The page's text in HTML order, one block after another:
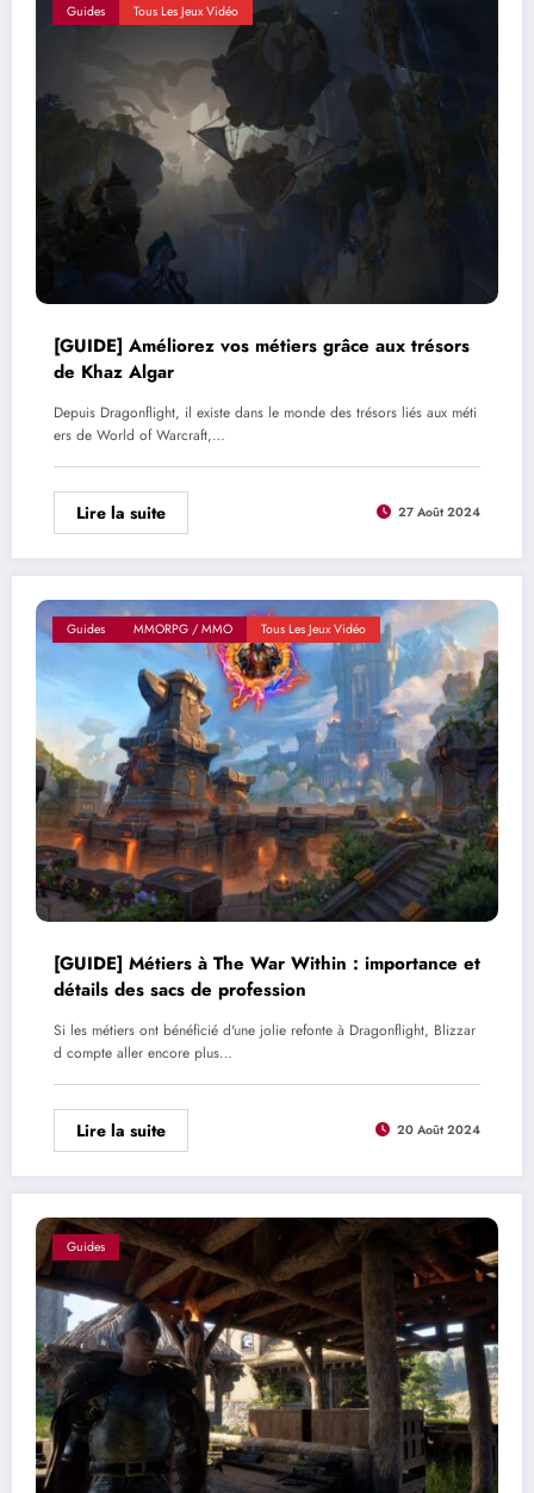
Guides Tous Les Jeux Vidéo
[GUIDE] Améliorez vos métiers grâce aux trésors
de Khaz Algar
Depuis Dragonflight, il existe dans le monde des trésors liés aux méti
ers de World of Warcraft,…
Lire la suite 27 Août 2024
Guides MMORPG / MMO Tous Les Jeux Vidéo
[GUIDE] Métiers à The War Within : importance et
détails des sacs de profession
Si les métiers ont bénéficié d'une jolie refonte à Dragonflight, Blizzar
d compte aller encore plus…
Lire la suite 20 Août 2024
Guides